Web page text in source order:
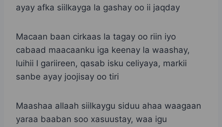
ayay afka siilkayga la gashay oo ii jaqday
Macaan baan cirkaas la tagay oo riin iyo
cabaad maacaanku iga keenay la waashay,
luihii I gariireen, qasab isku celiyaya, markii
sanbe ayay joojisay oo tiri
Maashaa allaah siilkaygu siduu ahaa waagaan
yaraa baaban soo xasuustay, waa igu